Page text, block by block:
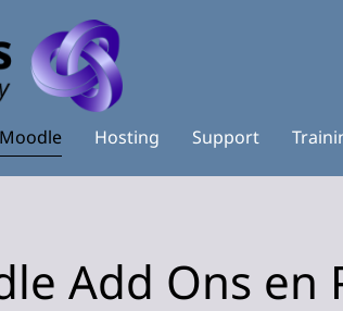
Moodle Hosting Support
Add Ons en